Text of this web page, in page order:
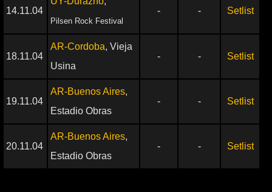
14.11.04
Pilsen Rock Festival
- - Setlist
18.11.04
AR-Cordoba, Vieja
Usina
- - Setlist
19.11.04
AR-Buenos Aires,
Estadio Obras
- - Setlist
20.11.04
AR-Buenos Aires,
Estadio Obras
- - Setlist